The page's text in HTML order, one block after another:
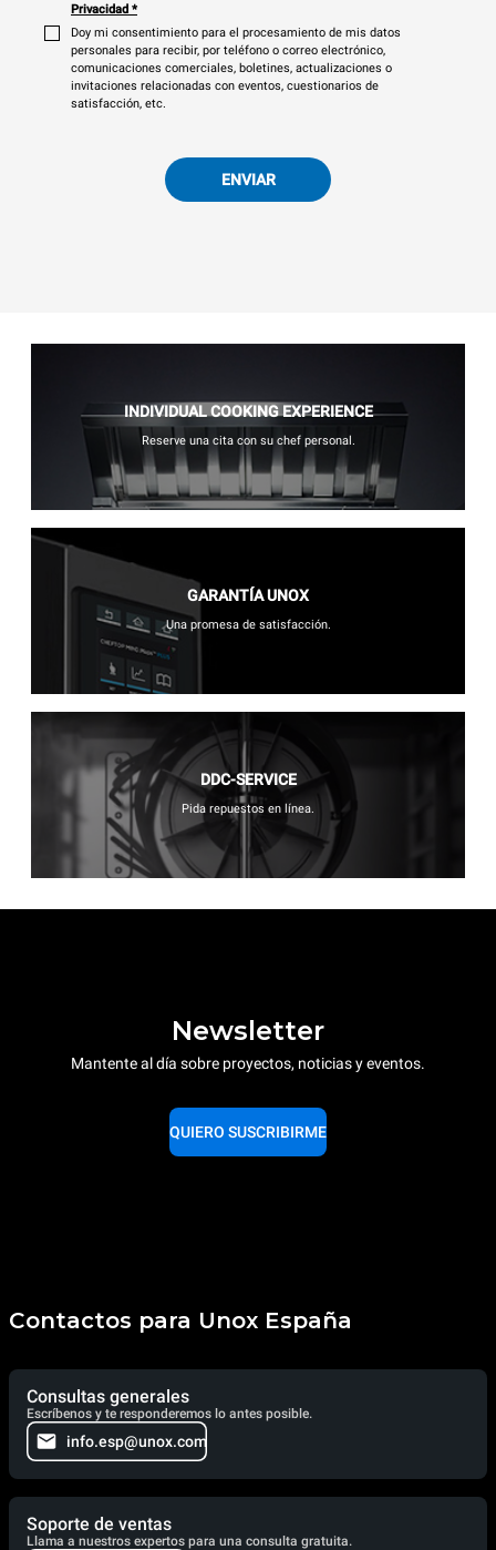
Privacidad *
Doy mi consentimiento para el procesamiento de mis datos
personales para recibir, por teléfono o correo electrónico,
comunicaciones comerciales, boletines, actualizaciones o
invitaciones relacionadas con eventos, cuestionarios de
satisfacción, etc.
ENVIAR
INDIVIDUAL COOKING EXPERIENCE
Reserve una cita con su chef personal.
GARANTÍA UNOX
Una promesa de satisfacción.
DDC-SERVICE
Pida repuestos en línea.
Newsletter
Mantente al día sobre proyectos, noticias y eventos.
QUIERO SUSCRIBIRME
Contactos para Unox España
Consultas generales
Escríbenos y te responderemos lo antes posible.
info.esp@unox.com
Soporte de ventas
Llama a nuestros expertos para una consulta gratuita.